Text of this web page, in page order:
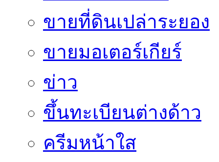
ขายที่ดินเปล่าระยอง
ขายมอเตอร์เกียร์
ข่าว
ขึ้นทะเบียนต่างด้าว
ครีมหน้าใส